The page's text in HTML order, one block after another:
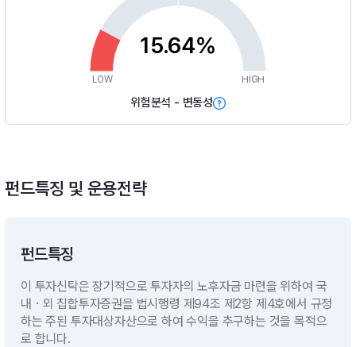
15.64%
LOW HIGH
위험분석 - 변동성
펀드특징 및 운용전략
펀드특징
이 투자신탁은 장기적으로 투자자의 노후자금 마련을 위하여 국
내ㆍ외 집합투자증권을 법시행령 제94조 제2항 제4호에서 규정
하는 주된 투자대상자산으로 하여 수익을 추구하는 것을 목적으
로 합니다.